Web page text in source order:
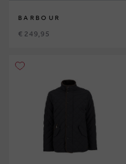
BARBOUR
€ 249,95